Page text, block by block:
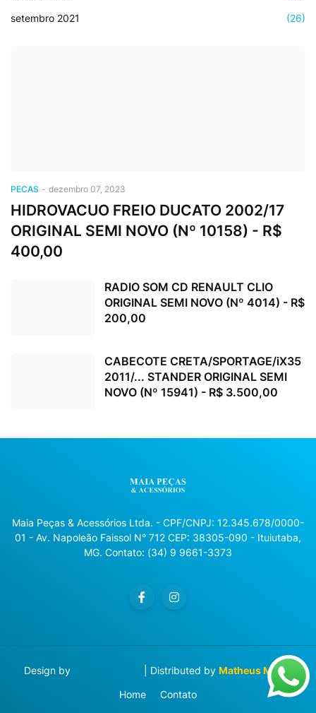
setembro 2021 (26)
PECAS - dezembro 07, 2023
HIDROVACUO FREIO DUCATO 2002/17
ORIGINAL SEMI NOVO (Nº 10158) - R$
400,00
RADIO SOM CD RENAULT CLIO
ORIGINAL SEMI NOVO (Nº 4014) - R$
200,00
CABECOTE CRETA/SPORTAGE/iX35
2011/... STANDER ORIGINAL SEMI
NOVO (Nº 15941) - R$ 3.500,00
Maia Peças & Acessórios Ltda. - CPF/CNPJ: 12.345.678/0000-
01 - Av. Napoleão Faissol N° 712 CEP: 38305-090 - Ituiutaba,
MG. Contato: (34) 9 9661-3373
Design by | Distributed by Matheus Manzi
Home
Contato